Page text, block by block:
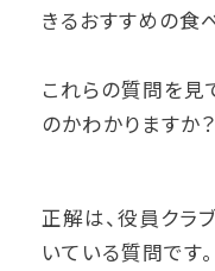
きるおすすめの食
これらの質問を見
のかわかりますか？
正解は、役員クラ
いている質問です。